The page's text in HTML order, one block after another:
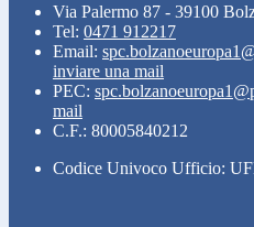
Via Palermo 87 - 39100
Tel: 0471 912217
Email:
inviare una mail
PEC:
mail
C.F.: 80005840212
Codice Univoco Ufficio: